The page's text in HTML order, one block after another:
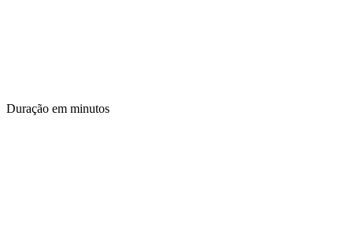
Duração em minutos